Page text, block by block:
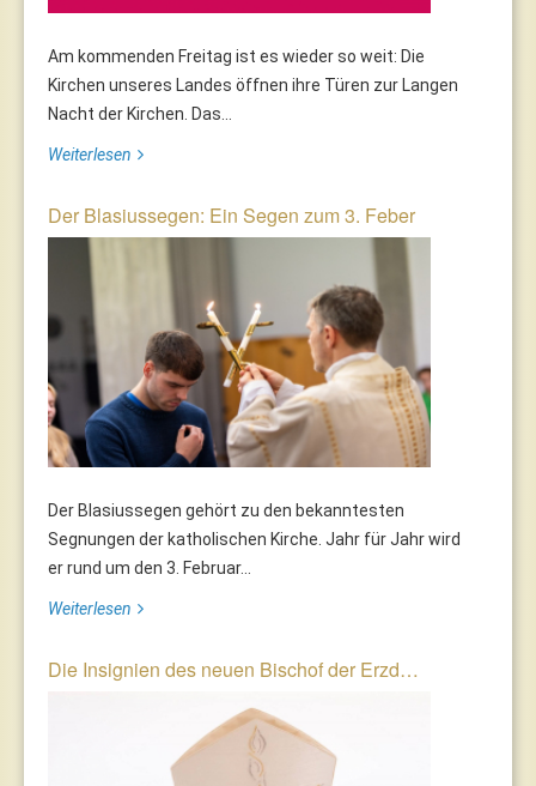
Am kommenden Freitag ist es wieder so weit: Die
Kirchen unseres Landes öffnen ihre Türen zur Langen
Nacht der Kirchen. Das...
Weiterlesen
Der Blasiussegen: Ein Segen zum 3. Feber
Der Blasiussegen gehört zu den bekanntesten
Segnungen der katholischen Kirche. Jahr für Jahr wird
er rund um den 3. Februar...
Weiterlesen
Die Insignien des neuen Bischof der Erzd…